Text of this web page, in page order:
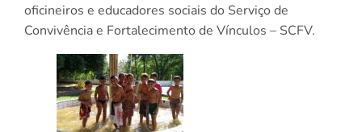
oficineiros e educadores sociais do Serviço de
Convivência e Fortalecimento de Vínculos – SCFV.